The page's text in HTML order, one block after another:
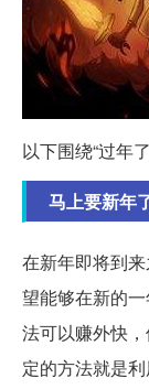
以下围绕“过年
马上要新年
在新年即将到
望能够在新的
法可以赚外快
定的方法就是